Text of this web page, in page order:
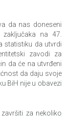
da nas doneseni
na 47.
statistiku da utvrdi
zavodi za
da će na utvrđeni
da daju svoje
BiH nije u obavezi
za nekoliko